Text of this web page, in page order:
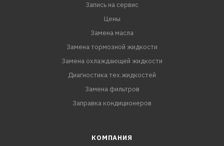
Запись на сервис
Цены
Замена масла
Замена тормозной жидкости
Замена охлаждающей жидкости
Диагностика тех.жидкостей
Замена фильтров
Заправка кондиционеров
КОМПАНИЯ